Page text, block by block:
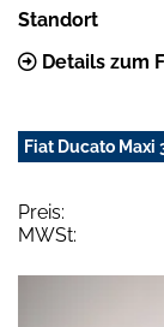
Standort
Details zum
Fiat Ducato Maxi
Preis:
MWSt: